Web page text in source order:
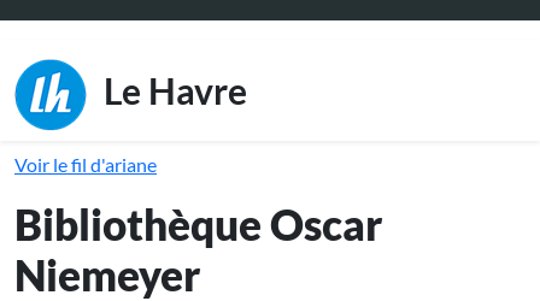
Le Havre
Voir le fil d'ariane
Bibliothèque Oscar
Niemeyer